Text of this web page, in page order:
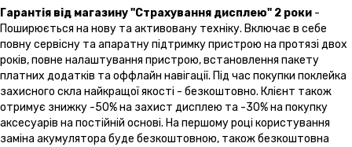
Гарантія від магазину "Страхування дисплею" 2 роки -
Поширюється на нову та активовану техніку. Включає в себе
повну сервісну та апаратну підтримку пристрою на протязі двох
років, повне налаштування пристрою, встановлення пакету
платних додатків та оффлайн навігації. Під час покупки поклейка
захисного скла найкращої якості - безкоштовно. Клієнт також
отримує знижку -50% на захист дисплею та -30% на покупку
аксесуарів на постійній основі. На першому році користування
заміна акумулятора буде безкоштовною, також безкоштовна